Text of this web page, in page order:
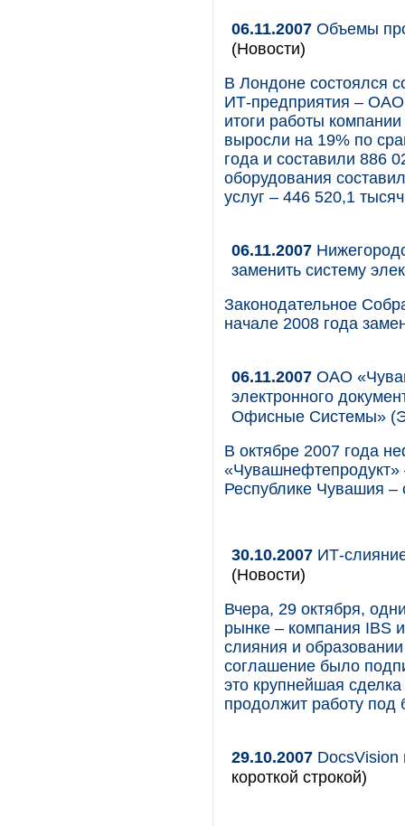
06.11.2007 Объемы
(Новости)
В Лондоне состоялся
ИТ-предприятия –
итоги работы
выросли на 19% по
года и составили 886
оборудования
услуг – 446 520,1
06.11.2007
заменить систему
Законодательное
начале 2008 года
06.11.2007 ОАО
электронного
Офисные Системы»
В октябре 2007 года
Республике Чувашия
30.10.2007 ИТ-
(Новости)
Вчера, 29 октября,
рынке – компания IBS
слияния и
соглашение было
это крупнейшая
продолжит работу под
29.10.2007 DocsVision
короткой строкой)